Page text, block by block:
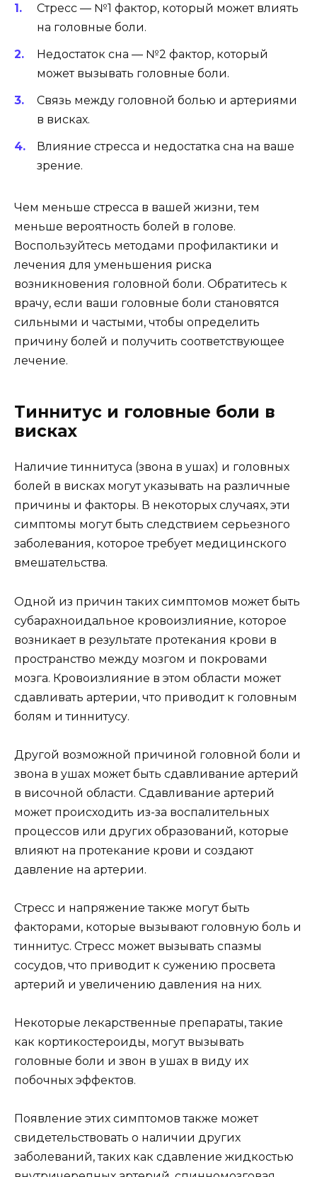
Стресс — №1 фактор, который может влиять
на головные боли.
Недостаток сна — №2 фактор, который
может вызывать головные боли.
Связь между головной болью и артериями
в висках.
Влияние стресса и недостатка сна на ваше
зрение.
Чем меньше стресса в вашей жизни, тем
меньше вероятность болей в голове.
Воспользуйтесь методами профилактики и
лечения для уменьшения риска
возникновения головной боли. Обратитесь к
врачу, если ваши головные боли становятся
сильными и частыми, чтобы определить
причину болей и получить соответствующее
лечение.
Тиннитус и головные боли в
висках
Наличие тиннитуса (звона в ушах) и головных
болей в висках могут указывать на различные
причины и факторы. В некоторых случаях, эти
симптомы могут быть следствием серьезного
заболевания, которое требует медицинского
вмешательства.
Одной из причин таких симптомов может быть
субарахноидальное кровоизлияние, которое
возникает в результате протекания крови в
пространство между мозгом и покровами
мозга. Кровоизлияние в этом области может
сдавливать артерии, что приводит к головным
болям и тиннитусу.
Другой возможной причиной головной боли и
звона в ушах может быть сдавливание артерий
в височной области. Сдавливание артерий
может происходить из-за воспалительных
процессов или других образований, которые
влияют на протекание крови и создают
давление на артерии.
Стресс и напряжение также могут быть
факторами, которые вызывают головную боль и
тиннитус. Стресс может вызывать спазмы
сосудов, что приводит к сужению просвета
артерий и увеличению давления на них.
Некоторые лекарственные препараты, такие
как кортикостероиды, могут вызывать
головные боли и звон в ушах в виду их
побочных эффектов.
Появление этих симптомов также может
свидетельствовать о наличии других
заболеваний, таких как сдавление жидкостью